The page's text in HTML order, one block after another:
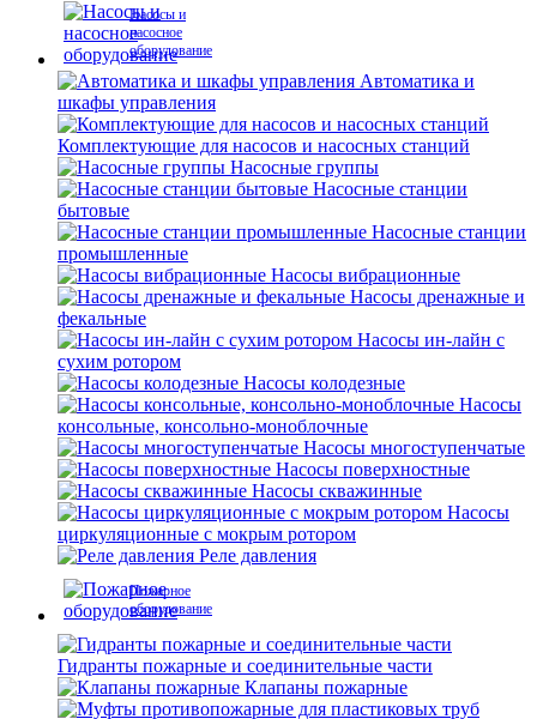
Насосы и
насосное
оборудование
Автоматика и
шкафы управления
Комплектующие для насосов и насосных станций
Насосные группы
Насосные станции
бытовые
Насосные станции
промышленные
Насосы вибрационные
Насосы дренажные и
фекальные
Насосы ин-лайн с
сухим ротором
Насосы колодезные
Насосы
консольные, консольно-моноблочные
Насосы многоступенчатые
Насосы поверхностные
Насосы скважинные
Насосы
циркуляционные с мокрым ротором
Реле давления
Пожарное
оборудование
Гидранты пожарные и соединительные части
Клапаны пожарные